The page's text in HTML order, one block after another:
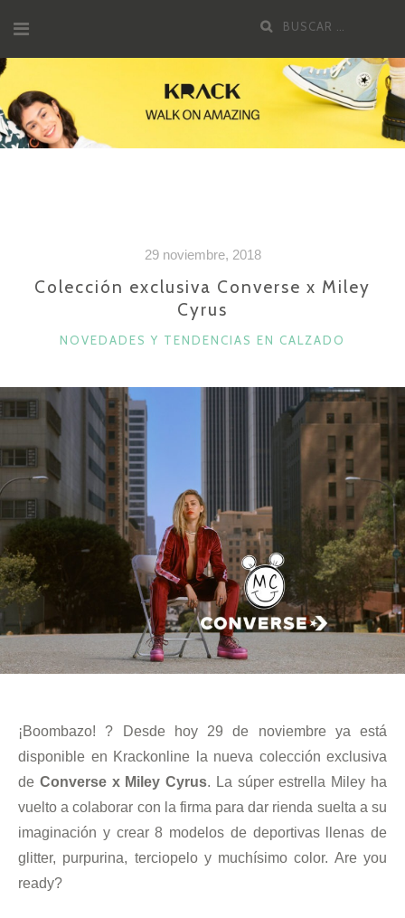
contenido
Buscar
29 noviembre, 2018
Colección exclusiva Converse x Miley
Cyrus
CATEGORÍAS
NOVEDADES Y TENDENCIAS EN CALZADO
¡Boombazo! ? Desde hoy 29 de noviembre ya está
disponible en Krackonline la nueva colección exclusiva
de Converse x Miley Cyrus. La súper estrella Miley ha
vuelto a colaborar con la firma para dar rienda suelta a su
imaginación y crear 8 modelos de deportivas llenas de
glitter, purpurina, terciopelo y muchísimo color. Are you
ready?